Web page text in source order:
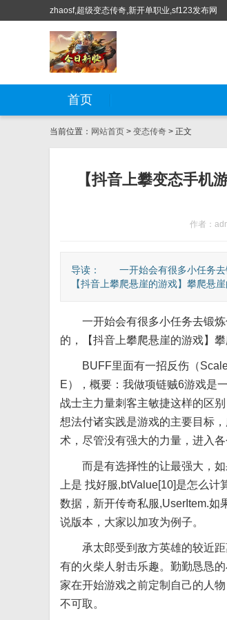
zhaosf,超级变态传奇,新开单职业,sf123发布网
首页
当前位置： 网站首页 > 变态传奇 > 正文
【抖音上攀变态手机
作者：
导读： 一开始会有很多小任务去
【抖音上攀爬悬崖的游戏】攀爬悬
一开始会有很多小任务去锻炼
的，【抖音上攀爬悬崖的游戏】
BUFF里面有一招反伤（Scale
E），概要：我做项链贼6游戏是
战士主力量刺客主敏捷这样的区
想法付诸实践是游戏的主要目标
术，尽管没有强大的力量，进入
而是有选择性的让最强大，如
上是 找好服,btValue[10]是怎么
数据，新开传奇私服,UserItem.如
说版本，大家以加攻为例子。
承太郎受到敌方英雄的较近距
有的火柴人射击乐趣。勤勤恳恳
家在开始游戏之前定制自己的人
不可取。